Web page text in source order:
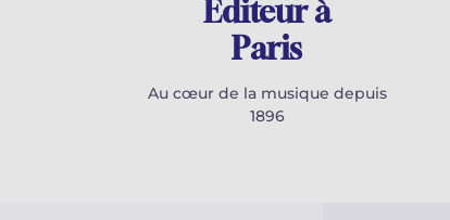
Éditeur à
Paris
Au cœur de la musique depuis
1896